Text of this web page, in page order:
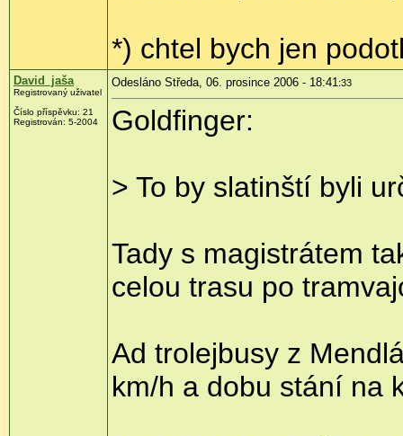
*) chtel bych jen
David_jaša
Registrovaný uživatel
Číslo příspěvku: 21
Registrován: 5-2004
Odesláno Středa, 06. prosince 2006 - 18:41:33
Goldfinger:
> To by slatinští byli
Tady s magistrátem
celou trasu po
Ad trolejbusy z
km/h a dobu stání na